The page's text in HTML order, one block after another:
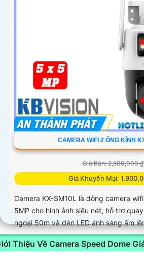
CAMERA WIFI 2 ỐNG KÍNH
Giá Bán: 2,500,000 ₫
Giá Khuyến Mại:
Camera KX-SM10L là dòng camera
5MP cho hình ảnh siêu nét, hỗ trợ
ngoại 50m và đèn LED ánh sáng ấm
Thiệu Về Camera Speed Dome